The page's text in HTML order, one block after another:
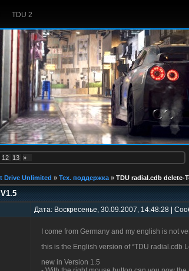
TDU 2
12 13 »
Drive Unlimited » Тех. поддержка » TDU radial.cdb delete-
Дата: Воскресенье, 30.09.2007, 14:48:28 |
I come from Germany and my english is not
this is the English version of “TDU radial.cdb
new in Version 1.5